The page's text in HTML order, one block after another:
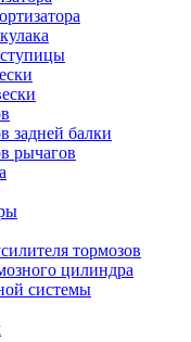
задней балки
рычагов
тормозов
цилиндра
системы